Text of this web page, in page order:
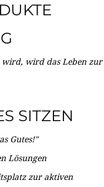
wird, wird das Leben zur
SITZEN
Gutes!"
Lösungen
zur aktiven